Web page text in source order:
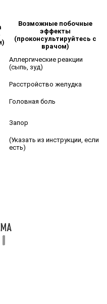
Возможные побочные
эффекты
(проконсультируйтесь с
врачом)
Аллергические реакции
(сыпь, зуд)
Расстройство желудка
Головная боль
Запор
(Указать из инструкции, если
есть)